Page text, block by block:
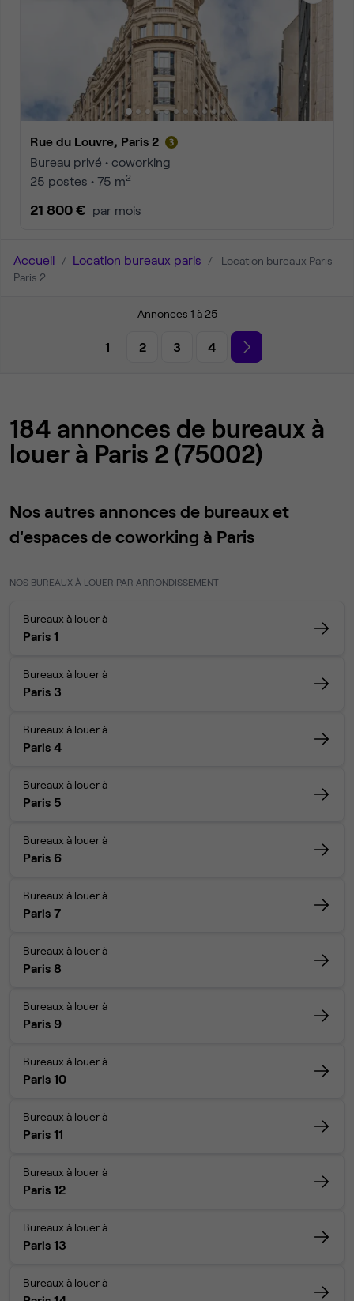
Rue du Louvre, Paris 2
Bureau privé • coworking
25 postes • 75 m2
21 800 € par mois
Accueil Location bureaux paris
Location bureaux Paris
Paris 2
Annonces 1 à 25
1 2 3 4
184 annonces de bureaux à
louer à Paris 2 (75002)
Nos autres annonces de bureaux et
d'espaces de coworking à Paris
NOS BUREAUX À LOUER PAR ARRONDISSEMENT
Bureaux à louer à
Paris 1
Bureaux à louer à
Paris 3
Bureaux à louer à
Paris 4
Bureaux à louer à
Paris 5
Bureaux à louer à
Paris 6
Bureaux à louer à
Paris 7
Bureaux à louer à
Paris 8
Bureaux à louer à
Paris 9
Bureaux à louer à
Paris 10
Bureaux à louer à
Paris 11
Bureaux à louer à
Paris 12
Bureaux à louer à
Paris 13
Bureaux à louer à